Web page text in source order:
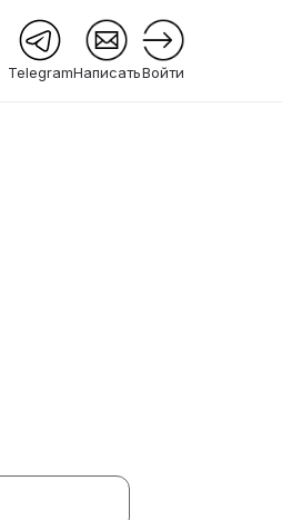
TelegramНаписатьВойти